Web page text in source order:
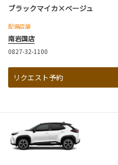
ブラックマイカ×ベージュ
配備店舗
南岩国店
0827-32-1100
リクエスト予約